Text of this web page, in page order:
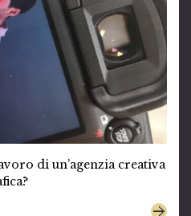
di un’agenzia creativa